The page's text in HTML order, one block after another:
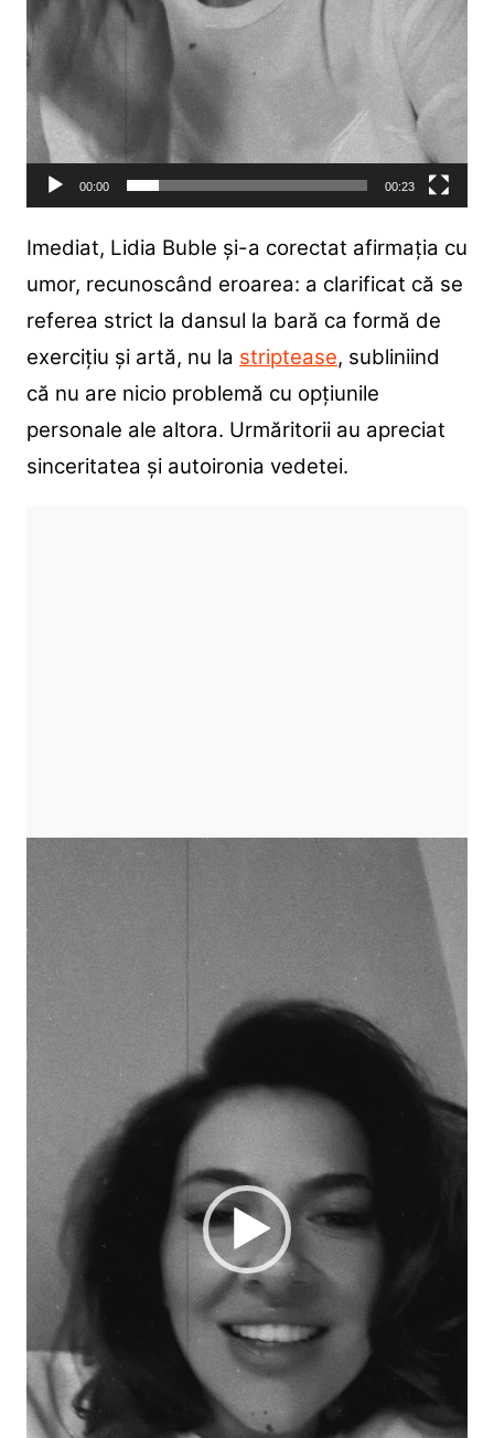
00:00 00:23
Imediat, Lidia Buble și-a corectat afirmația cu
umor, recunoscând eroarea: a clarificat că se
referea strict la dansul la bară ca formă de
exercițiu și artă, nu la striptease, subliniind
că nu are nicio problemă cu opțiunile
personale ale altora. Urmăritorii au apreciat
sinceritatea și autoironia vedetei.
Player
video